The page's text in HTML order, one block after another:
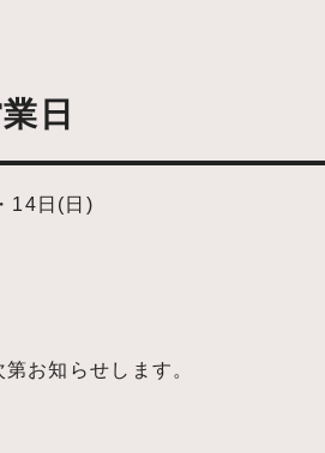
日
14日(日)
お知らせします。